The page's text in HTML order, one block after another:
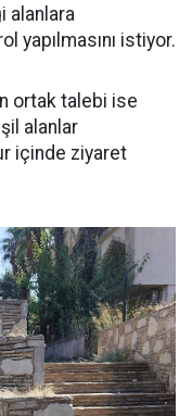
alanlara
yapılmasını istiyor.
ortak talebi ise
alanlar
içinde ziyaret